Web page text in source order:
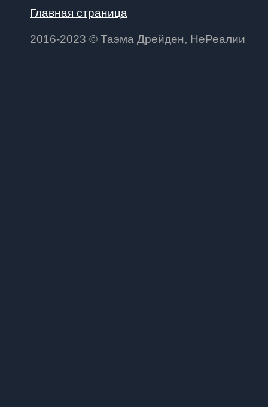
Главная страница
2016-2023 © Таэма Дрейден, НеРеалии